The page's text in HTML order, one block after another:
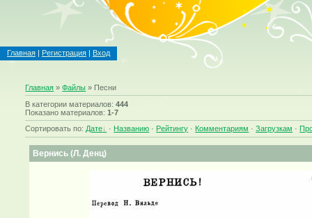
Главная | Регистрация | Вход
Главная »Файлы » Песни
В категории материалов:444
Показано материалов:1-7
Сортировать по: Дате · Названию · Рейтингу · Комментариям ·Загрузкам ·
Вернись (Л. Денц)